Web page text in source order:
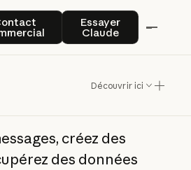
Contact commercial
Essayer
Claude
Essayer Claude
Découvrir ici
créez des
des données